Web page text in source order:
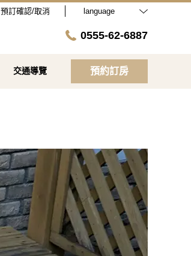
預訂確認/取消 language
0555-62-6887
交通導覽 預約訂房